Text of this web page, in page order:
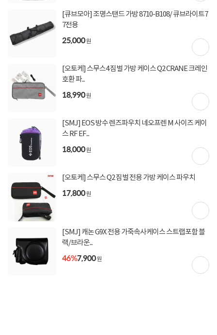
[큐브모아] 조명스탠드 가방 8710-B108/ 큐브라이트7
7전용
25,000원
[오토케] 스무스4 짐벌 가방 케이스 Q2 CRANE 크레인
호환 파...
18,990원
[SMJ] EOS 방수 렌즈파우치 네오프렌 M 사이즈 케이
스 RF EF...
18,000원
[오토케] 스무스 Q2 짐벌 전용 가방 케이스 파우치
17,800원
[SMJ] 캐논 G9X 전용 가죽속사케이스 스트랩포함 블
랙/브라운...
46%7,900원